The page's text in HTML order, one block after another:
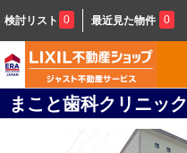
検討リスト 0 最近見た物件 0
まこと歯科クリニック